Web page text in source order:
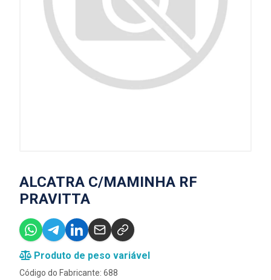
ALCATRA C/MAMINHA RF
PRAVITTA
Produto de peso variável
Código do Fabricante: 688